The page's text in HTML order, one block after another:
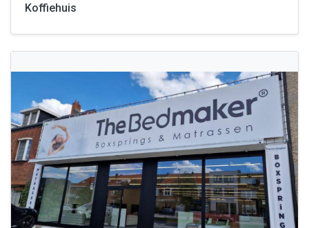
Koffiehuis